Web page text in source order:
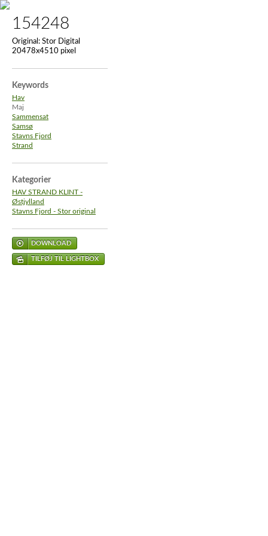
154248
Original: Stor Digital
20478x4510 pixel
Keywords
Hav
Maj
Sammensat
Samsø
Stavns Fjord
Strand
Kategorier
HAV STRAND KLINT -
Østjylland
Stavns Fjord - Stor original
DOWNLOAD
TILFØJ TIL LIGHTBOX